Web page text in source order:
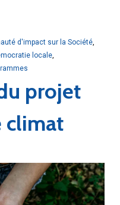
d'impact sur la Société,
locale,
projet
climat